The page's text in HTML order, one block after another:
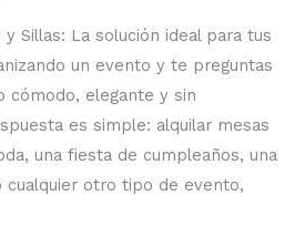
Sillas: La solución ideal para tus
un evento y te preguntas
cómodo, elegante y sin
es simple: alquilar mesas
una fiesta de cumpleaños, una
cualquier otro tipo de evento,